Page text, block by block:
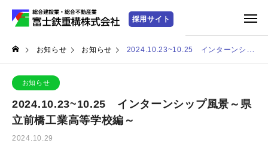
お知らせ お知らせ 2024.10.23~10.25 インターンシップ風景～県立前橋工業高等学校編～
お知らせ
2024.10.23~10.25 インターンシップ風景～県
立前橋工業高等学校編～
2024.10.29